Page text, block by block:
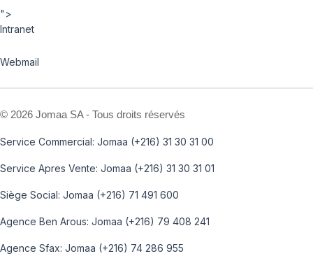
">
Intranet
Webmail
© 2026 Jomaa SA - Tous droits réservés
Service Commercial: Jomaa (+216) 31 30 31 00
Service Apres Vente: Jomaa (+216) 31 30 31 01
Siège Social: Jomaa (+216) 71 491 600
Agence Ben Arous: Jomaa (+216) 79 408 241
Agence Sfax: Jomaa (+216) 74 286 955